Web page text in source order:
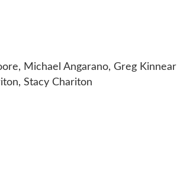
Michael Angarano, Greg Kinnear
Stacy Chariton